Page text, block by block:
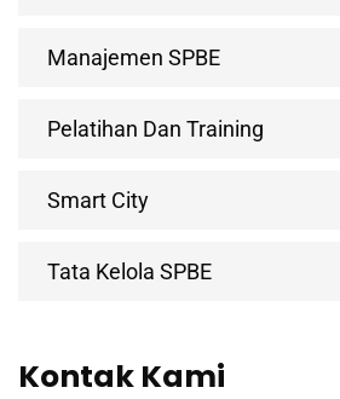
Manajemen SPBE
Pelatihan Dan Training
Smart City
Tata Kelola SPBE
Kontak Kami